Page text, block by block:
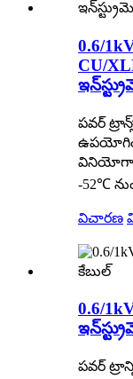
0.6/
CU/
పవర్
-52℃
విచారణ
0.6/
పవర్